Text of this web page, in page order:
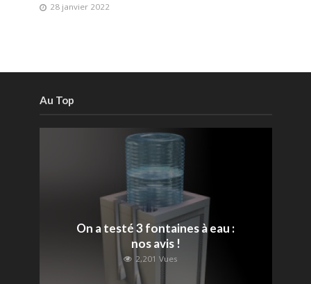
28 janvier 2022
Au Top
On a testé 3 fontaines à eau :
nos avis !
2,201 Vues